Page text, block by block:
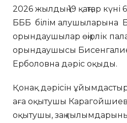
2026 жылдың 19 қаңтар
БББ білім алушыларына
орындаушылар өңірлік
орындаушысы
Ерболовна дәріс оқыды.
Қонақ дәрісін
аға оқытушы
оқытушы, заң